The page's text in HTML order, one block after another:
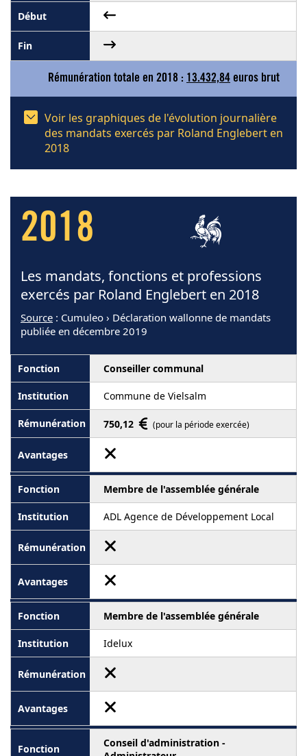
Rémunération totale en 2018 : 13.432,84 euros brut
Voir les graphiques de l'évolution journalière
des mandats exercés par Roland Englebert en
2018
2018
Les mandats, fonctions et professions
exercés par Roland Englebert en 2018
Source : Cumuleo › Déclaration wallonne de mandats
publiée en décembre 2019
Conseiller communal
Commune de Vielsalm
750,12 (pour la période exercée)
Membre de l'assemblée générale
ADL Agence de Développement Local
Membre de l'assemblée générale
Idelux
Conseil d'administration -